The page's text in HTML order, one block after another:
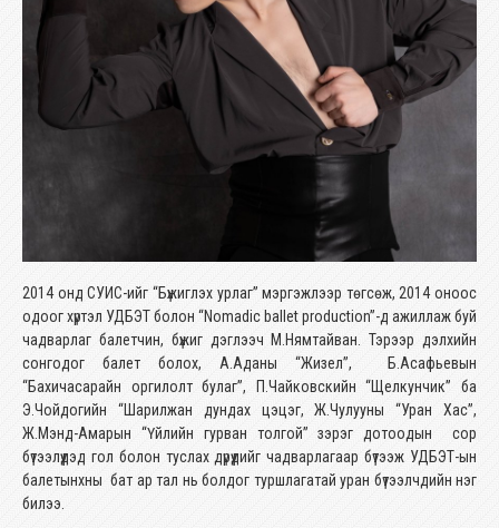
2014 онд СУИС-ийг “Бүжиглэх урлаг” мэргэжлээр төгсөж, 2014 оноос
одоог хүртэл УДБЭТ болон “Nomadic ballet production”-д ажиллаж буй
чадварлаг балетчин, бүжиг дэглээч М.Нямтайван. Тэрээр дэлхийн
сонгодог балет болох, А.Аданы “Жизел”, Б.Асафьевын
“Бахичасарайн оргилолт булаг”, П.Чайковскийн “Щелкунчик” ба
Э.Чойдогийн “Шарилжан дундах цэцэг, Ж.Чулууны “Уран Хас”,
Ж.Мэнд-Амарын “Үйлийн гурван толгой” зэрэг дотоодын сор
бүтээлүүдэд гол болон туслах дүрүүдийг чадварлагаар бүтээж УДБЭТ-ын
балетынхны бат ар тал нь болдог туршлагатай уран бүтээлчдийн нэг
билээ.